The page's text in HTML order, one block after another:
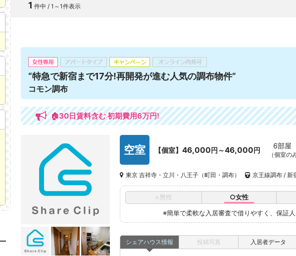
1 件中 / 1～1件表示
“特急で新宿まで17分!再開発が進む人気の調布物件”
コモン調布
🏠30日賃料含む 初期費用6万円!
空室 【個室】 46,000円～46,000円 6部屋
（個室の
東京 吉祥寺・立川・八王子（町田・調布） 京王線調布 / 新
×男性 ○女性
※簡単で柔軟な入居審査で借りやすく、保証
シェアハウス情報 投稿写真 入居者データ